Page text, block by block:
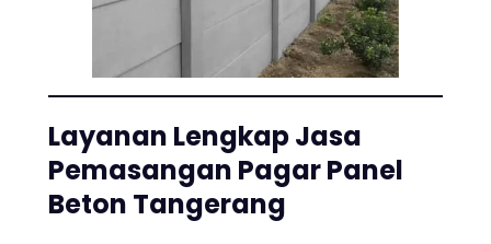
Layanan Lengkap Jasa
Pemasangan Pagar Panel
Beton Tangerang